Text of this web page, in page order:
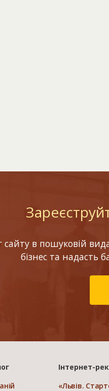
в пошуковій
бізнес та надасть
Інтернет-
«Львів.